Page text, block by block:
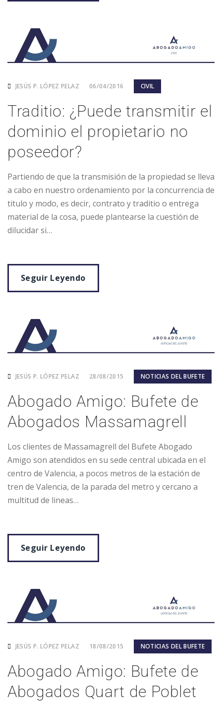
JESÚS P. LÓPEZ PELAZ 06/04/2016 CIVIL
Traditio: ¿Puede transmitir el
dominio el propietario no
poseedor?
Partiendo de que la transmisión de la propiedad se lleva
a cabo en nuestro ordenamiento por la concurrencia de
titulo y modo, es decir, contrato y traditio o entrega
material de la cosa, puede plantearse la cuestión de
dilucidar si…
Seguir Leyendo
JESÚS P. LÓPEZ PELAZ 28/08/2015 NOTICIAS DEL BUFETE
Abogado Amigo: Bufete de
Abogados Massamagrell
Los clientes de Massamagrell del Bufete Abogado
Amigo son atendidos en su sede central ubicada en el
centro de Valencia, a pocos metros de la estación de
tren de Valencia, de la parada del metro y cercano a
multitud de lineas…
Seguir Leyendo
JESÚS P. LÓPEZ PELAZ 18/08/2015 NOTICIAS DEL BUFETE
Abogado Amigo: Bufete de
Abogados Quart de Poblet